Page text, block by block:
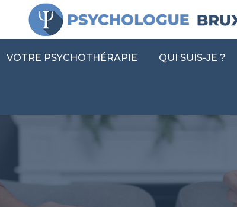
VOTRE PSYCHOTHÉRAPIE QUI SUIS-JE ?
ACCUEIL CONSULTER UN PSY